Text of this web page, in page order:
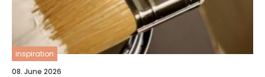
inspiration
08. June 2026